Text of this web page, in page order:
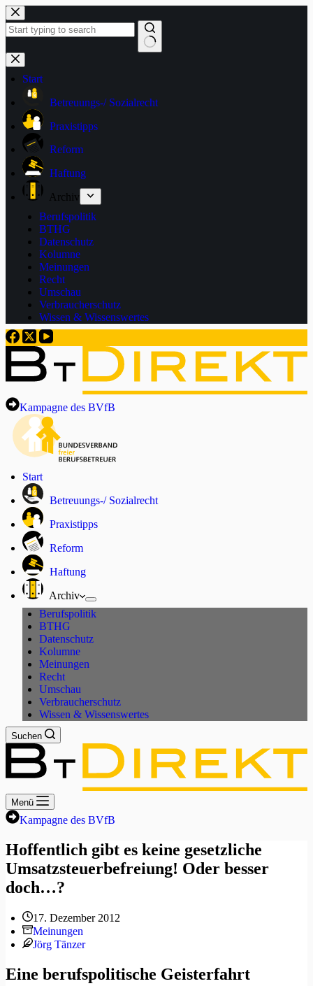
Zum
Inhalt
springen
Keine
Ergebnisse
Start
Betreuungs-/ Sozialrecht
Praxistipps
Reform
Haftung
Archiv
Berufspolitik
BTHG
Datenschutz
Kolumne
Meinungen
Recht
Umschau
Verbraucherschutz
Wissen & Wissenswertes
Kampagne des BVfB
Start
Betreuungs-/ Sozialrecht
Praxistipps
Reform
Haftung
Archiv
Berufspolitik
BTHG
Datenschutz
Kolumne
Meinungen
Recht
Umschau
Verbraucherschutz
Wissen & Wissenswertes
Suchen
Menü
Kampagne des BVfB
Hoffentlich gibt es keine gesetzliche
Umsatzsteuerbefreiung! Oder besser
doch…?
17. Dezember 2012
Meinungen
Jörg Tänzer
Eine berufspolitische Geisterfahrt